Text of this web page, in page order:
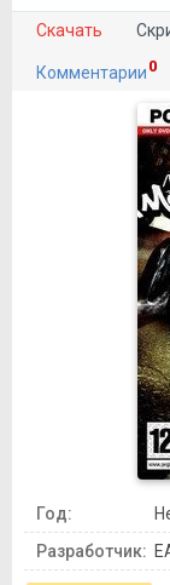
Скачать
Комментарии 0
Год:
Разработчик: